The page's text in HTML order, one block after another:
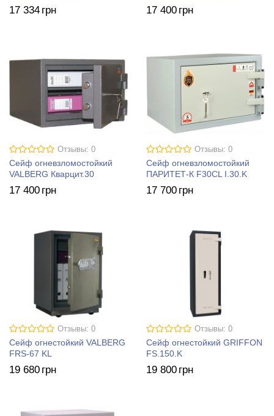
17 334 грн 17 400 грн
Отзывы: 0
Сейф огневзломостойкий
VALBERG Кварцит.30
17 400 грн
Отзывы: 0
Сейф огневзломостойкий
ПАРИТЕТ-К F30CL I.30.K
17 700 грн
Отзывы: 0
Сейф огнестойкий VALBERG
FRS-67 KL
19 680 грн
Отзывы: 0
Сейф огнестойкий GRIFFON
FS.150.K
19 800 грн